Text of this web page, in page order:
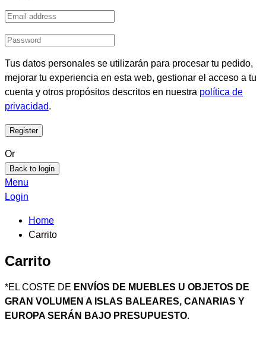
Tus datos personales se utilizarán para procesar tu pedido,
mejorar tu experiencia en esta web, gestionar el acceso a tu
cuenta y otros propósitos descritos en nuestra política de
privacidad.
Or
Back to login
Menu
Login
Home
Carrito
Carrito
*EL COSTE DE ENVÍOS DE MUEBLES U OBJETOS DE
GRAN VOLUMEN A ISLAS BALEARES, CANARIAS Y
EUROPA SERÁN BAJO PRESUPUESTO.